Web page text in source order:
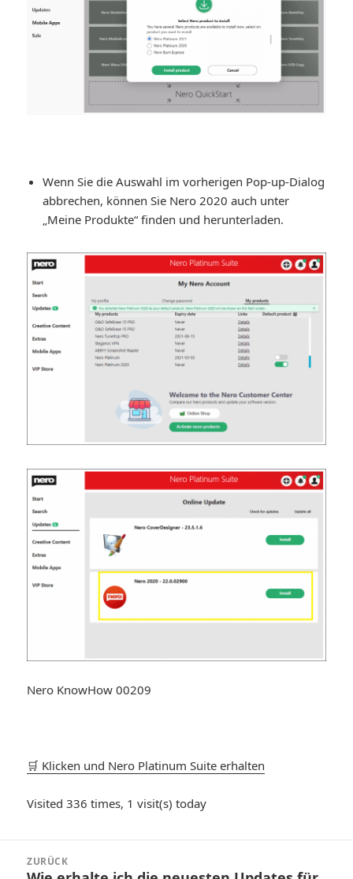
Wenn Sie die Auswahl im vorherigen Pop-up-Dialog
abbrechen, können Sie Nero 2020 auch unter
„Meine Produkte“ finden und herunterladen.
Nero KnowHow 00209
🛒 Klicken und Nero Platinum Suite erhalten
Visited 336 times, 1 visit(s) today
ZURÜCK